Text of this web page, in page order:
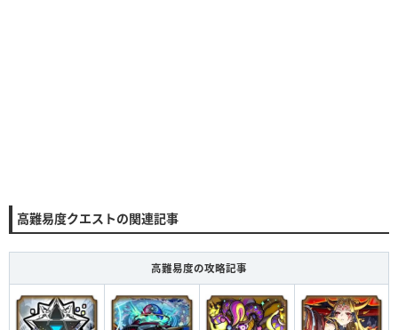
高難易度クエストの関連記事
高難易度の攻略記事